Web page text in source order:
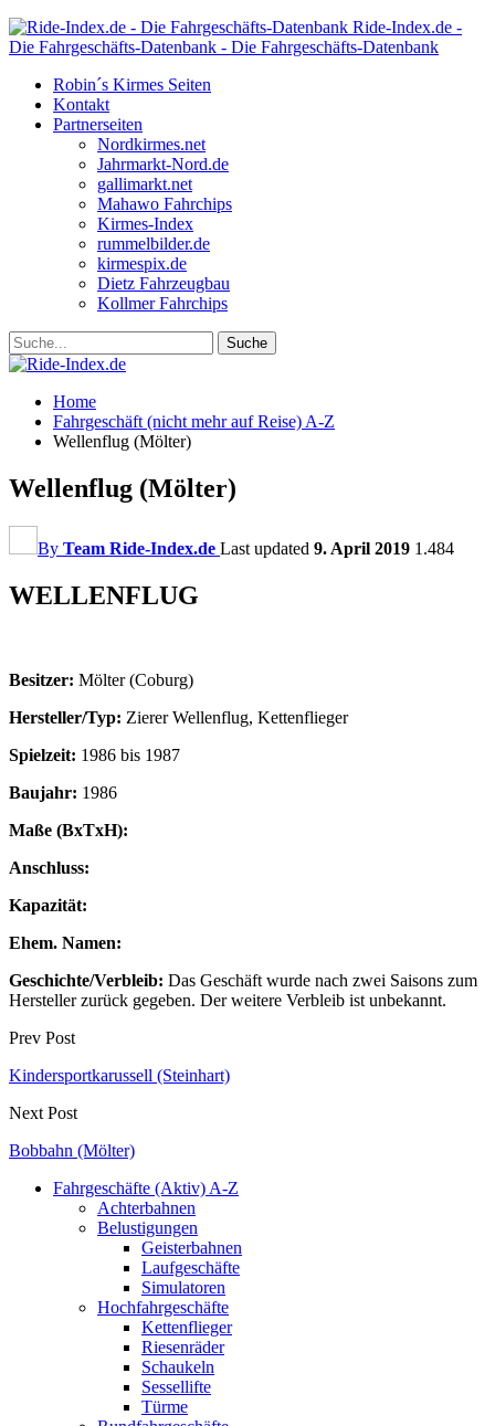
Ride-Index.de -
Die Fahrgeschäfts-Datenbank - Die Fahrgeschäfts-Datenbank
Robin´s Kirmes Seiten
Kontakt
Partnerseiten
Nordkirmes.net
Jahrmarkt-Nord.de
gallimarkt.net
Mahawo Fahrchips
Kirmes-Index
rummelbilder.de
kirmespix.de
Dietz Fahrzeugbau
Kollmer Fahrchips
Home
Fahrgeschäft (nicht mehr auf Reise) A-Z
Wellenflug (Mölter)
Wellenflug (Mölter)
By Team Ride-Index.de Last updated 9. April 2019 1.484
WELLENFLUG
Besitzer: Mölter (Coburg)
Hersteller/Typ: Zierer Wellenflug, Kettenflieger
Spielzeit: 1986 bis 1987
Baujahr: 1986
Maße (BxTxH):
Anschluss:
Kapazität:
Ehem. Namen:
Geschichte/Verbleib: Das Geschäft wurde nach zwei Saisons zum
Hersteller zurück gegeben. Der weitere Verbleib ist unbekannt.
Prev Post
Kindersportkarussell (Steinhart)
Next Post
Bobbahn (Mölter)
Fahrgeschäfte (Aktiv) A-Z
Achterbahnen
Belustigungen
Geisterbahnen
Laufgeschäfte
Simulatoren
Hochfahrgeschäfte
Kettenflieger
Riesenräder
Schaukeln
Sessellifte
Türme